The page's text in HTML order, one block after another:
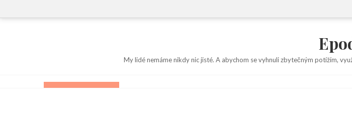
to
My lidé nemáme nikdy nic jisté. A abychom se vyhnuli zbytečným potížím,